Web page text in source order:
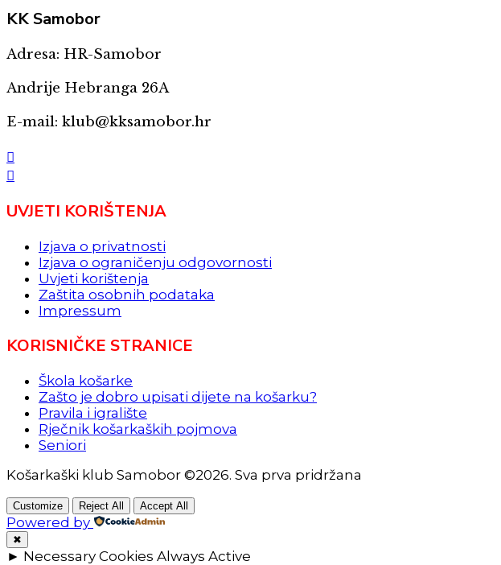
KKSamobor
Adresa: HR-Samobor
Andrije Hebranga 26A
E-mail: klub@kksamobor.hr
UVJETI KORIŠTENJA
Izjava o privatnosti
Izjava o ograničenju odgovornosti
Uvjeti korištenja
Zaštita osobnih podataka
Impressum
KORISNIČKE STRANICE
Škola košarke
Zašto je dobro upisati dijete na košarku?
Pravila i igralište
Rječnik košarkaških pojmova
Seniori
Košarkaški klub Samobor ©2026. Sva prva pridržana
Customize Reject All Accept All
Powered by
✖
► Necessary Cookies Always Active